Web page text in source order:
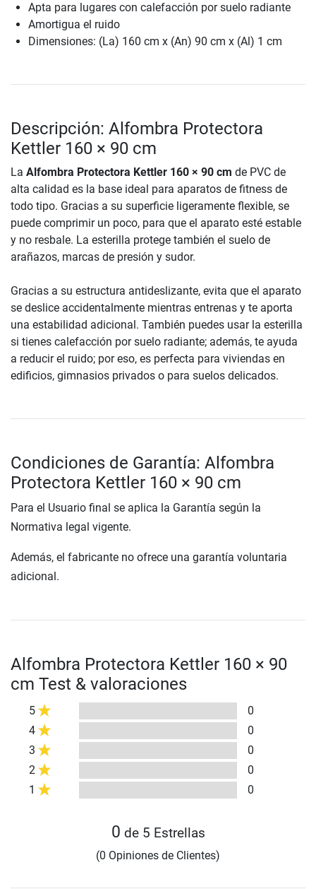
Apta para lugares con calefacción por suelo radiante
Amortigua el ruido
Dimensiones: (La) 160 cm x (An) 90 cm x (Al) 1 cm
Descripción: Alfombra Protectora
Kettler 160 × 90 cm
La Alfombra Protectora Kettler 160 × 90 cm de PVC de
alta calidad es la base ideal para aparatos de fitness de
todo tipo. Gracias a su superficie ligeramente flexible, se
puede comprimir un poco, para que el aparato esté estable
y no resbale. La esterilla protege también el suelo de
arañazos, marcas de presión y sudor.
Gracias a su estructura antideslizante, evita que el aparato
se deslice accidentalmente mientras entrenas y te aporta
una estabilidad adicional. También puedes usar la esterilla
si tienes calefacción por suelo radiante; además, te ayuda
a reducir el ruido; por eso, es perfecta para viviendas en
edificios, gimnasios privados o para suelos delicados.
Condiciones de Garantía: Alfombra
Protectora Kettler 160 × 90 cm
Para el Usuario final se aplica la Garantía según la
Normativa legal vigente.
Además, el fabricante no ofrece una garantía voluntaria
adicional.
Alfombra Protectora Kettler 160 × 90
cm Test & valoraciones
5
0
4
0
3
0
2
0
1
0
0 de 5 Estrellas
(0 Opiniones de Clientes)